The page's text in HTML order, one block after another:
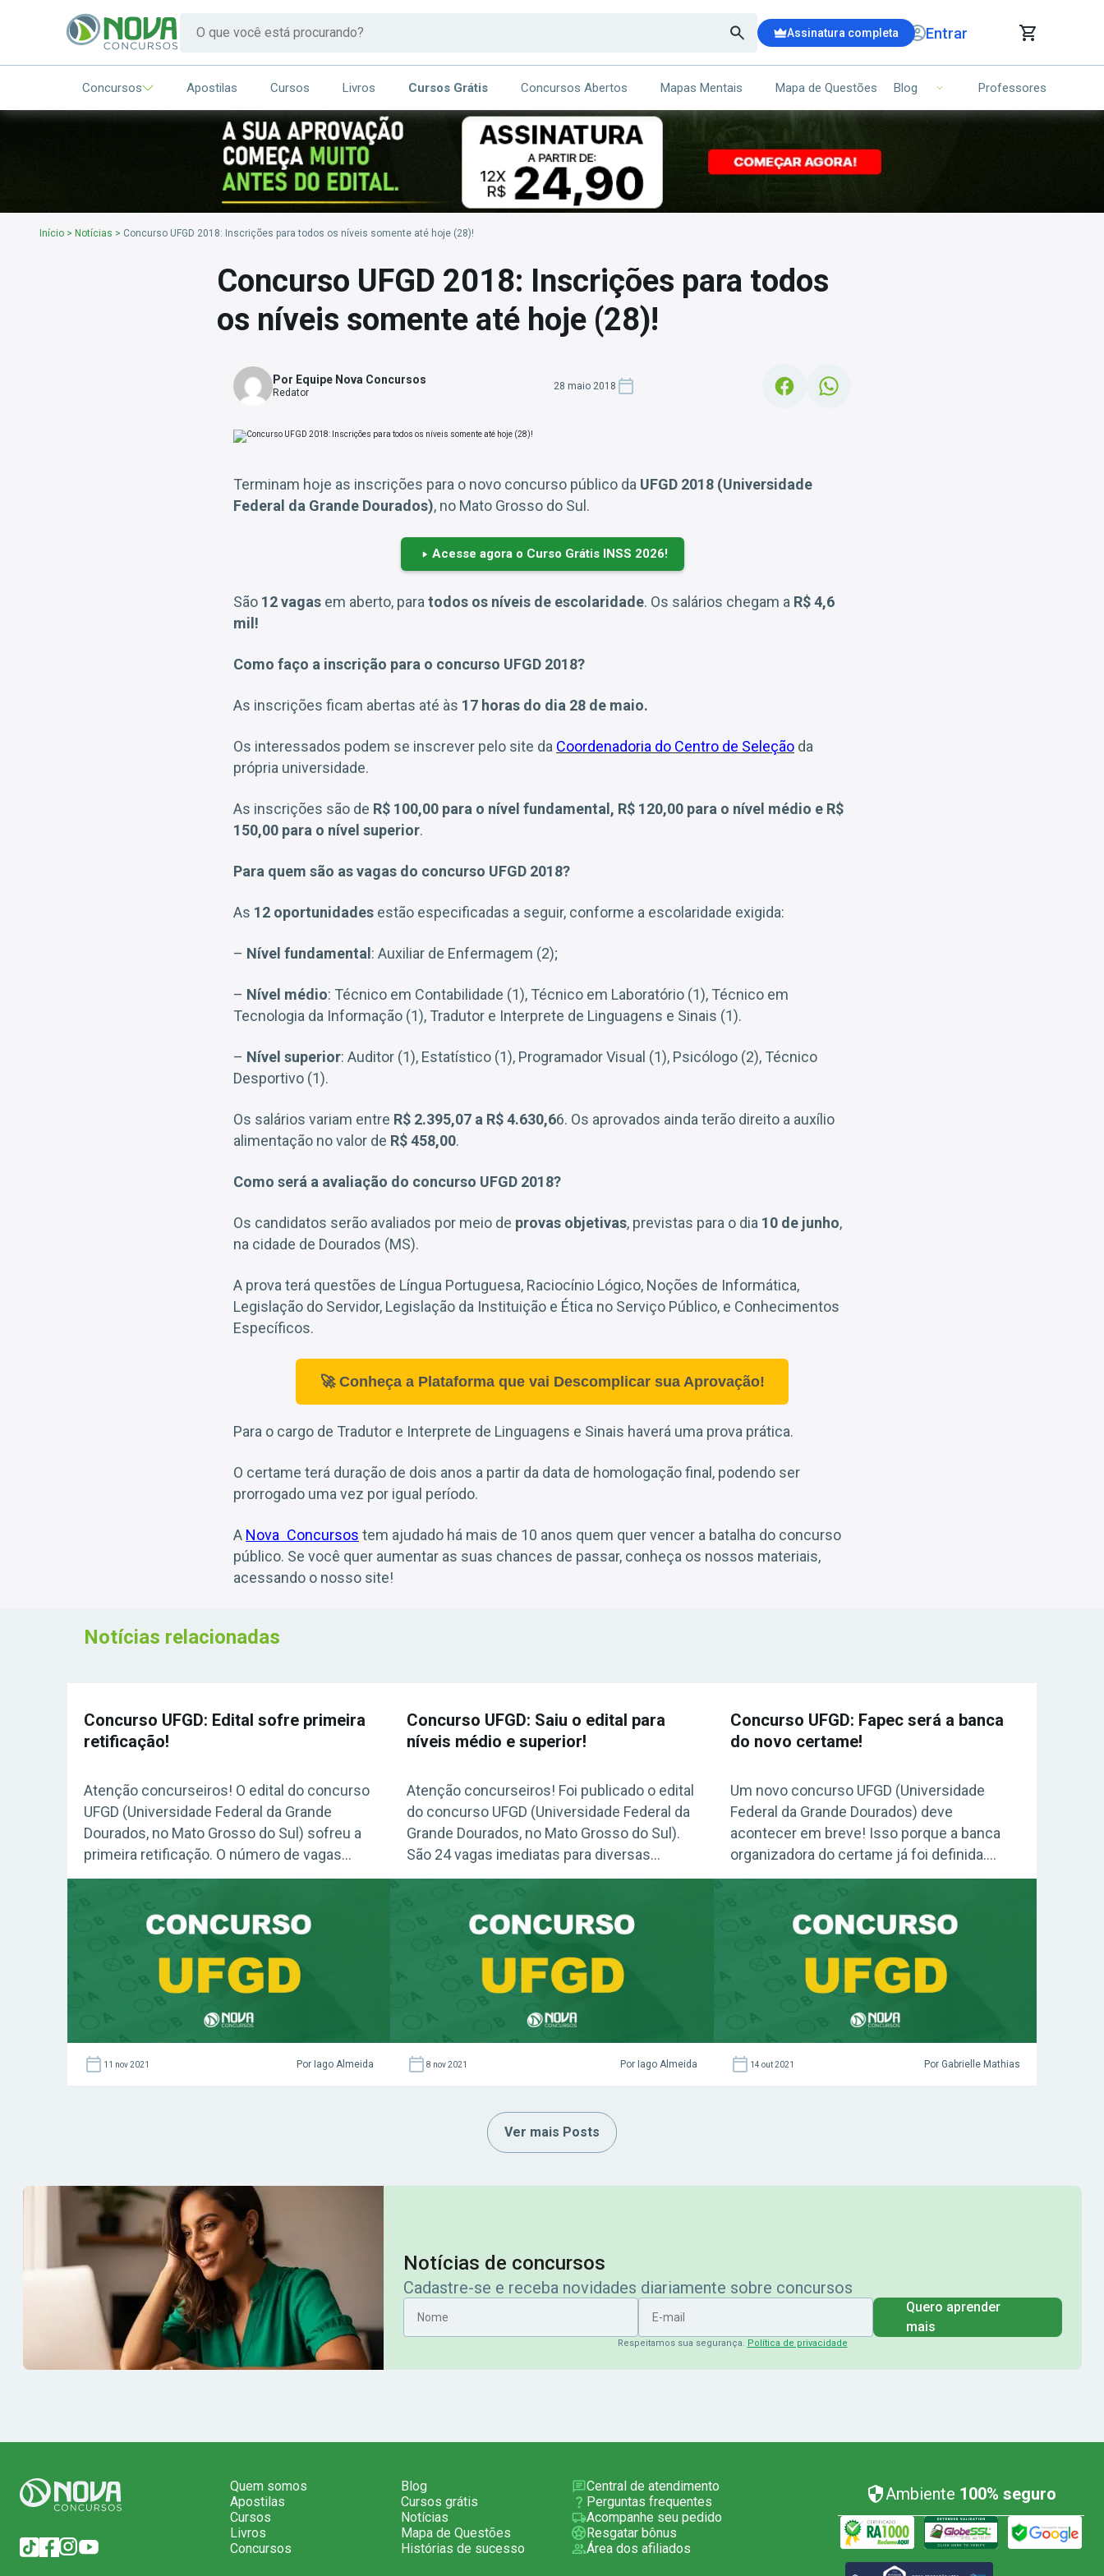
Assinatura completa Entrar
CARRINHO DE COMPRAS
ITENS (00)
Seu carrinho ainda está vazio.
Concursos Apostilas Cursos Livros Cursos Grátis Concursos Abertos Mapas Mentais Mapa de Questões Blog Professores
Início > Notícias > Concurso UFGD 2018: Inscrições para todos os níveis somente até hoje (28)!
Concurso UFGD 2018: Inscrições para todos
os níveis somente até hoje (28)!
Por Equipe Nova Concursos
Redator
28 maio 2018
Terminam hoje as inscrições para o novo concurso público da UFGD 2018 (Universidade
Federal da Grande Dourados), no Mato Grosso do Sul.
Acesse agora o Curso Grátis INSS 2026!
São 12 vagas em aberto, para todos os níveis de escolaridade. Os salários chegam a R$ 4,6
mil!
Como faço a inscrição para o concurso UFGD 2018?
As inscrições ficam abertas até às 17 horas do dia 28 de maio.
Os interessados podem se inscrever pelo site da Coordenadoria do Centro de Seleção da
própria universidade.
As inscrições são de R$ 100,00 para o nível fundamental, R$ 120,00 para o nível médio e R$
150,00 para o nível superior.
Para quem são as vagas do concurso UFGD 2018?
As 12 oportunidades estão especificadas a seguir, conforme a escolaridade exigida:
– Nível fundamental : Auxiliar de Enfermagem (2);
– Nível médio: Técnico em Contabilidade (1), Técnico em Laboratório (1), Técnico em
Tecnologia da Informação (1), Tradutor e Interprete de Linguagens e Sinais (1).
– Nível superior: Auditor (1), Estatístico (1), Programador Visual (1), Psicólogo (2), Técnico
Desportivo (1).
Os salários variam entre R$ 2.395,07 a R$ 4.630,66. Os aprovados ainda terão direito a auxílio
alimentação no valor de R$ 458,00.
Como será a avaliação do concurso UFGD 2018?
Os candidatos serão avaliados por meio de provas objetivas, previstas para o dia 10 de junho,
na cidade de Dourados (MS).
A prova terá questões de Língua Portuguesa, Raciocínio Lógico, Noções de Informática,
Legislação do Servidor, Legislação da Instituição e Ética no Serviço Público, e Conhecimentos
Específicos.
🚀 Conheça a Plataforma que vai Descomplicar sua Aprovação!
Para o cargo de Tradutor e Interprete de Linguagens e Sinais haverá uma prova prática.
O certame terá duração de dois anos a partir da data de homologação final, podendo ser
prorrogado uma vez por igual período.
A Nova Concursos tem ajudado há mais de 10 anos quem quer vencer a batalha do concurso
público. Se você quer aumentar as suas chances de passar, conheça os nossos materiais,
acessando o nosso site!
Notícias relacionadas
Concurso UFGD: Edital sofre primeira
retificação!
Atenção concurseiros! O edital do concurso
UFGD (Universidade Federal da Grande
Dourados, no Mato Grosso do Sul) sofreu a
primeira retificação. O número de vagas
imediatas caiu de 24 para 20, confira a
INSS 2026! Confira: Guia Definitivo Plano de
Estudos (Grátis) Concurso UFGD: o que
mudou no edital? Justamente o […]
11 nov 2021 Por Iago Almeida
Concurso UFGD: Saiu o edital para
níveis médio e superior!
Atenção concurseiros! Foi publicado o edital
do concurso UFGD (Universidade Federal da
Grande Dourados, no Mato Grosso do Sul).
São 24 vagas imediatas para diversas
especialidades nos níveis médio e superior.
Confira: Guia Definitivo Plano de Estudos
(Grátis) Concurso UFGD: como realizar
inscrições? As inscrições para o concurso
8 nov 2021 Por Iago Almeida
Concurso UFGD: Fapec será a banca
do novo certame!
Um novo concurso UFGD (Universidade
Federal da Grande Dourados) deve
acontecer em breve! Isso porque a banca
organizadora do certame já foi definida.
Acesse agora o Curso Grátis INSS 2026!
Grátis Foi definida a banca organizadora do
novo concurso da Universidade Federal da
Grande Dourados, no Mato Grosso […]
14 out 2021 Por Gabrielle Mathias
Ver mais Posts
Notícias de concursos
Cadastre-se e receba novidades diariamente sobre concursos
Nome
E-mail
Quero aprender
mais
Respeitamos sua segurança. Política de privacidade
Quem somos
Apostilas
Cursos
Livros
Concursos
Blog
Cursos grátis
Notícias
Mapa de Questões
Histórias de sucesso
Central de atendimento
Perguntas frequentes
Acompanhe seu pedido
Resgatar bônus
Área dos afiliados
Ambiente 100% seguro